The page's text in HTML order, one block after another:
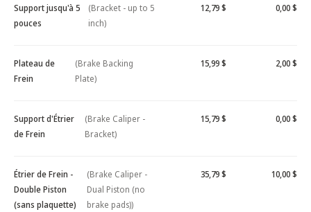
Support jusqu'à 5
pouces
(Bracket - up to 5
inch)
12,79 $ 0,00 $
Plateau de
Frein
(Brake Backing
Plate)
15,99 $ 2,00 $
Support d'Étrier
de Frein
(Brake Caliper -
Bracket)
15,79 $ 0,00 $
Étrier de Frein -
Double Piston
(sans plaquette)
(Brake Caliper -
Dual Piston (no
brake pads))
35,79 $ 10,00 $